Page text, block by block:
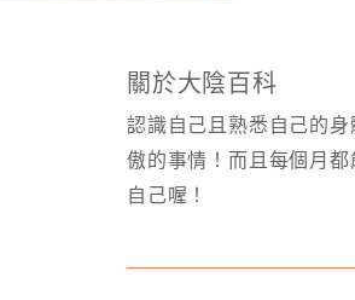
關於大陰百科
認識自己且熟悉自己的
傲的事情！而且每個月
自己喔！